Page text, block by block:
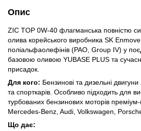
Опис
ZIC TOP 0W-40 флагманська повністю
олива корейського виробника SK
поліальфаолефінів (PAO, Group IV) у
базовою оливою YUBASE PLUS та
присадок.
Для кого: Бензинові та дизельні
та спорткарів. Особливо підходить для
турбованих бензинових моторів преміум-
Mercedes-Benz, Audi, Volkswagen,
Що дає: